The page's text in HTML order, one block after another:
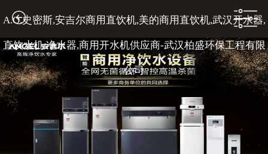
A.O.史密斯,安吉尔商用直饮机,美的商用直饮机,武汉开水器,
直饮水机,净水器,商用开水机供应商-武汉柏盛环保工程有限
公司
1
2